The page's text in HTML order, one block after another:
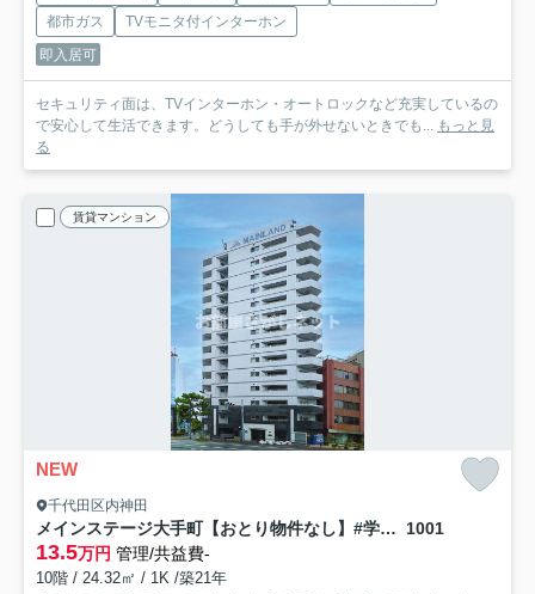
都市ガス
TVモニタ付インターホン
即入居可
セキュリティ面は、TVインターホン・オートロックなど充実しているの
で安心して生活できます。どうしても手が外せないときでも... もっと見
る
賃貸マンション
NEW
千代田区内神田
メインステージ大手町【おとり物件なし】#学生・社会人にオススメ！初期費用分割払いOK！ 1001
13.5万円 管理/共益費-
10階 / 24.32㎡ / 1K /築21年